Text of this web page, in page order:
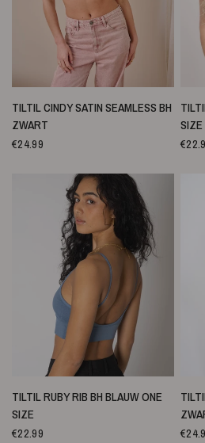
QUICK VIEW
TILTIL CINDY SATIN SEAMLESS BH
ZWART
€24.99
SIZE
QUICK VIEW
TILTIL RUBY RIB BH BLAUW ONE
SIZE
€22.99